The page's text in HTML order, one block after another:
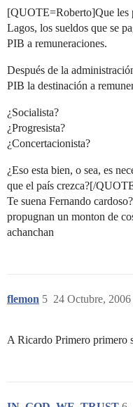
[QUOTE=Roberto]Que les
Lagos, los sueldos que se
PIB a remuneraciones.
Después de la
PIB la destinación a
¿Socialista?
¿Progresista?
¿Concertacionista?
¿Eso esta bien, o sea, es
que el país crezca?[/
Te suena Fernando
propugnan un monton de
achanchan
flemon 24 Octubre,
5
A Ricardo Primero primero